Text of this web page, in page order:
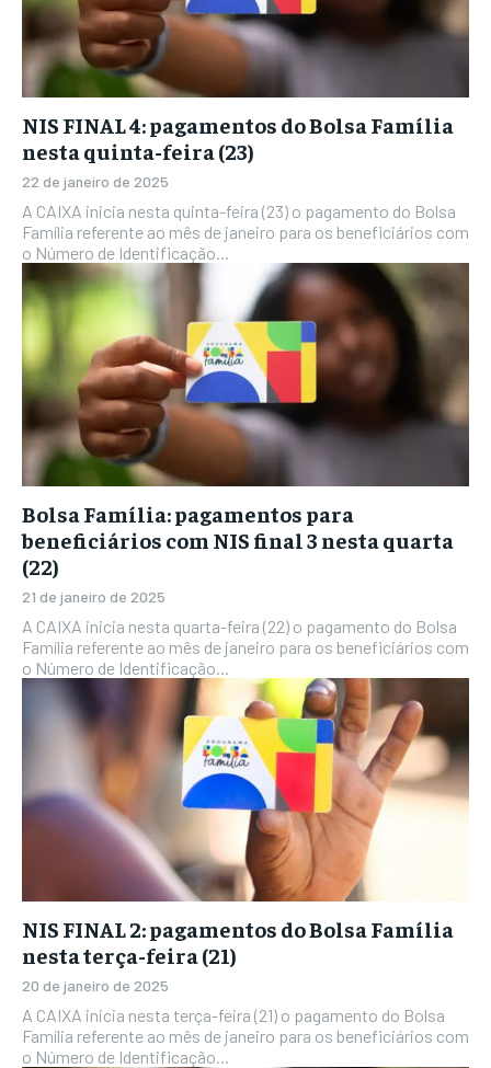
NIS FINAL 4: pagamentos do Bolsa Família
nesta quinta-feira (23)
22 de janeiro de 2025
A CAIXA inicia nesta quinta-feira (23) o pagamento do Bolsa
Família referente ao mês de janeiro para os beneficiários com
o Número de Identificação...
Bolsa Família: pagamentos para
beneficiários com NIS final 3 nesta quarta
(22)
21 de janeiro de 2025
A CAIXA inicia nesta quarta-feira (22) o pagamento do Bolsa
Família referente ao mês de janeiro para os beneficiários com
o Número de Identificação...
NIS FINAL 2: pagamentos do Bolsa Família
nesta terça-feira (21)
20 de janeiro de 2025
A CAIXA inicia nesta terça-feira (21) o pagamento do Bolsa
Família referente ao mês de janeiro para os beneficiários com
o Número de Identificação...